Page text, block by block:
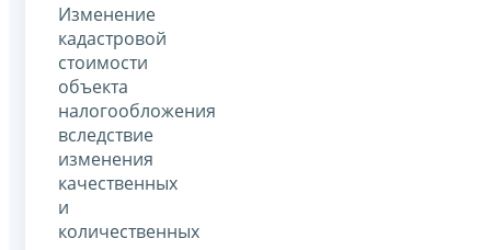
Изменение
кадастровой
стоимости
объекта
налогообложения
вследствие
изменения
качественных
и
количественных